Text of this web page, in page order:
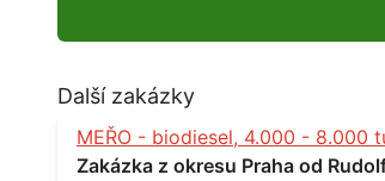
Další zakázky
MEŘO - biodiesel, 4.000 - 8.000
Zakázka z okresu Praha od